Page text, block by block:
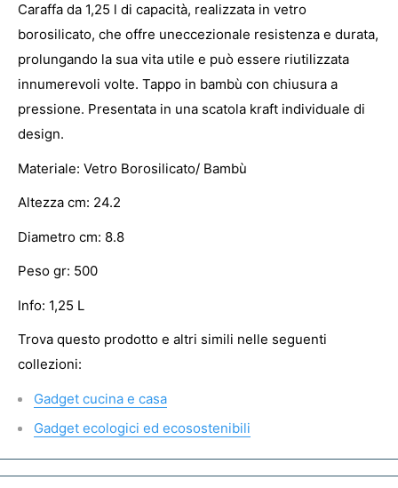
Caraffa da 1,25 l di capacità, realizzata in vetro
borosilicato, che offre uneccezionale resistenza e durata,
prolungando la sua vita utile e può essere riutilizzata
innumerevoli volte. Tappo in bambù con chiusura a
pressione. Presentata in una scatola kraft individuale di
design.
Materiale: Vetro Borosilicato/ Bambù
Altezza cm: 24.2
Diametro cm: 8.8
Peso gr: 500
Info: 1,25 L
Trova questo prodotto e altri simili nelle seguenti
collezioni:
Gadget cucina e casa
Gadget ecologici ed ecosostenibili